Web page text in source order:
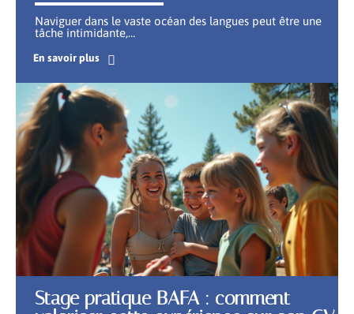
Naviguer dans le vaste océan des langues peut être une
tâche intimidante,…
En savoir plus
Stage pratique BAFA : comment